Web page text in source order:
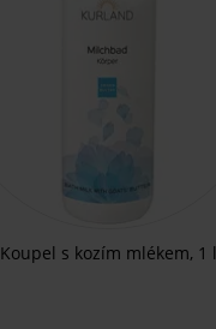
Koupel s kozím mlékem, 1 l